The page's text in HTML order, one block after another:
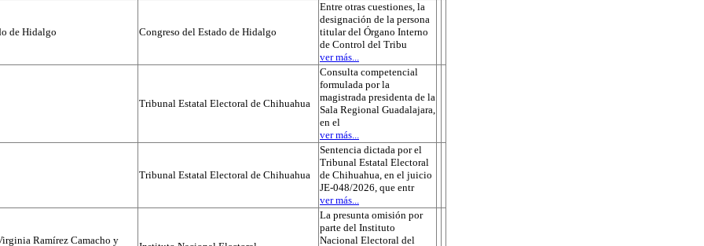
de Hidalgo Congreso del Estado de Hidalgo
Entre otras cuestiones, la
designación de la persona
titular del Órgano Interno
de Control del Tribu
ver más...
Tribunal Estatal Electoral de Chihuahua
Consulta competencial
formulada por la
magistrada presidenta de la
Sala Regional Guadalajara,
en el
ver más...
Tribunal Estatal Electoral de Chihuahua
Sentencia dictada por el
Tribunal Estatal Electoral
de Chihuahua, en el juicio
JE-048/2026, que entr
ver más...
Ramírez Camacho y
La presunta omisión por
parte del Instituto
Nacional Electoral del